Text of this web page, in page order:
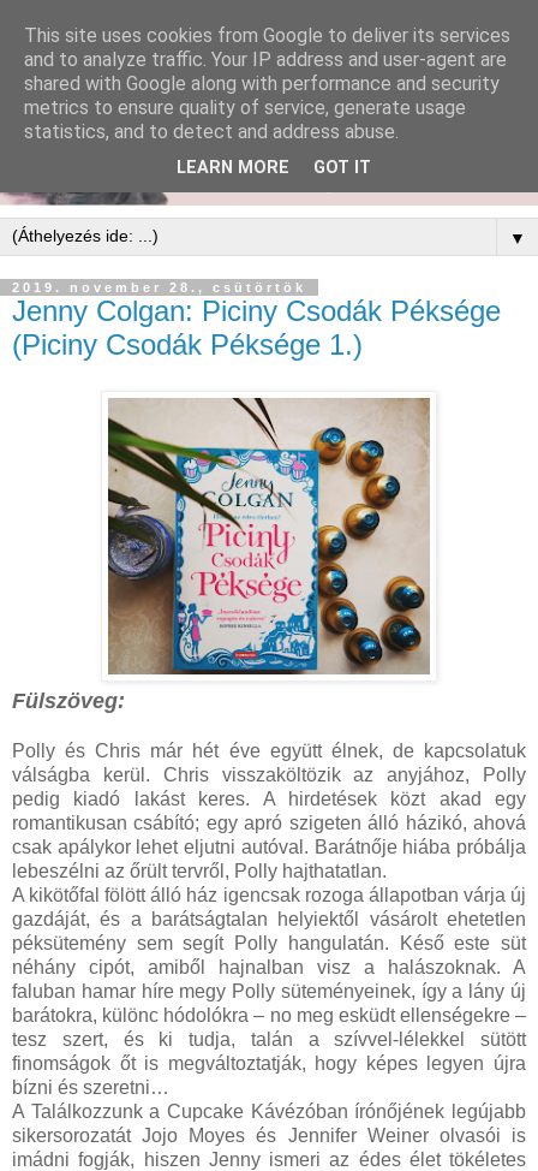
▼
2019. november 28., csütörtök
Jenny Colgan: Piciny Csodák Péksége
(Piciny Csodák Péksége 1.)
Fülszöveg:
Polly és Chris már hét éve együtt élnek, de kapcsolatuk
válságba kerül. Chris visszaköltözik az anyjához, Polly
pedig kiadó lakást keres. A hirdetések közt akad egy
romantikusan csábító; egy apró szigeten álló házikó, ahová
csak apálykor lehet eljutni autóval. Barátnője hiába próbálja
lebeszélni az őrült tervről, Polly hajthatatlan.
A kikötőfal fölött álló ház igencsak rozoga állapotban várja új
gazdáját, és a barátságtalan helyiektől vásárolt ehetetlen
péksütemény sem segít Polly hangulatán. Késő este süt
néhány cipót, amiből hajnalban visz a halászoknak. A
faluban hamar híre megy Polly süteményeinek, így a lány új
barátokra, különc hódolókra – no meg esküdt ellenségekre –
tesz szert, és ki tudja, talán a szívvel-lélekkel sütött
finomságok őt is megváltoztatják, hogy képes legyen újra
bízni és szeretni…
A Találkozzunk a Cupcake Kávézóban írónőjének legújabb
sikersorozatát Jojo Moyes és Jennifer Weiner olvasói is
imádni fogják, hiszen Jenny ismeri az édes élet tökéletes
This site uses cookies from Google to deliver its services
and to analyze traffic. Your IP address and user-agent are
shared with Google along with performance and security
metrics to ensure quality of service, generate usage
statistics, and to detect and address abuse.
LEARN MORE GOT IT